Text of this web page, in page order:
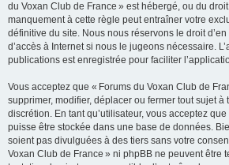
du Voxan Club de France » est hébergé, ou du
manquement à cette règle peut entraîner votre
définitive du site. Nous nous réservons le droit
d’accès à Internet si nous le jugeons nécessaire.
publications est enregistrée pour faciliter
Vous acceptez que « Forums du Voxan Club de
supprimer, modifier, déplacer ou fermer tout sujet à
discrétion. En tant qu’utilisateur, vous acceptez
puisse être stockée dans une base de données.
soient pas divulguées à des tiers sans votre
Voxan Club de France » ni phpBB ne peuvent être